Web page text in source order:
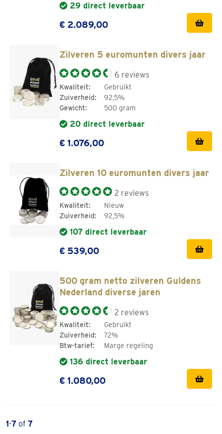
29 direct leverbaar
€ 2.089,00
Zilveren 5 euromunten divers jaar
6 reviews
Kwaliteit:
Gebruikt
Zuiverheid:
92,5%
Gewicht:
500 gram
20 direct leverbaar
€ 1.076,00
Zilveren 10 euromunten divers jaar
2 reviews
Kwaliteit:
Nieuw
Zuiverheid:
92,5%
107 direct leverbaar
€ 539,00
500 gram netto zilveren Guldens
Nederland diverse jaren
2 reviews
Kwaliteit:
Gebruikt
Zuiverheid:
72%
Btw-tarief:
Marge regeling
136 direct leverbaar
€ 1.080,00
1-7 of 7